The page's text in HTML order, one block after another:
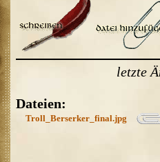
letzte
Dateien:
Troll_Berserker_final.jpg